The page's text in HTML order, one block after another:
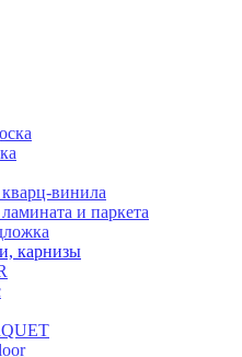
винила
и паркета
карнизы